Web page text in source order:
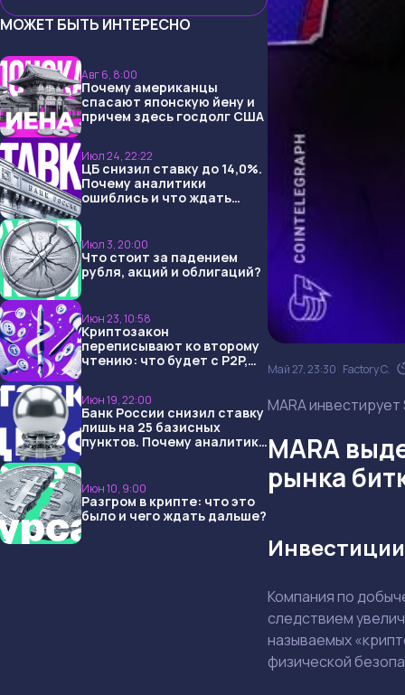
МОЖЕТ БЫТЬ ИНТЕРЕСНО
Авг 6, 8:00
Почему американцы
спасают японскую йену и
причем здесь госдолг США
Июл 24, 22:22
ЦБ снизил ставку до 14,0%.
Почему аналитики
ошиблись и что ждать
Июл 3, 20:00
Что стоит за падением
рубля, акций и облигаций?
Июн 23, 10:58
Криптозакон
переписывают ко второму
чтению: что будет с P2P,
Июн 19, 22:00
Банк России снизил ставку
лишь на 25 базисных
пунктов. Почему аналитики
Июн 10, 9:00
Разгром в крипте: что это
было и чего ждать дальше?
Май 27, 23:30 Factory C.
MARA
MARA
рынка
Компания по
следствием
называемых
физической